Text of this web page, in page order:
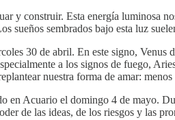
y construir. Esta energía luminosa
sueños sembrados bajo esta luz
30 de abril. En este signo,
a los signos de fuego,
nuestra forma de amar:
Acuario el domingo 4 de mayo.
de las ideas, de los riesgos y las